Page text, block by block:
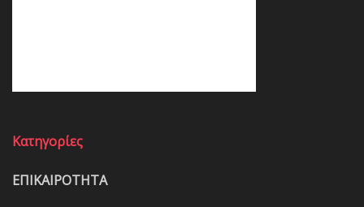
Κατηγορίες
ΕΠΙΚΑΙΡΟΤΗΤΑ